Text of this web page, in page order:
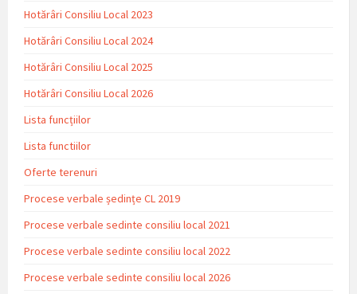
Hotărâri Consiliu Local 2023
Hotărâri Consiliu Local 2024
Hotărâri Consiliu Local 2025
Hotărâri Consiliu Local 2026
Lista funcțiilor
Lista functiilor
Oferte terenuri
Procese verbale ședințe CL 2019
Procese verbale sedinte consiliu local 2021
Procese verbale sedinte consiliu local 2022
Procese verbale sedinte consiliu local 2026